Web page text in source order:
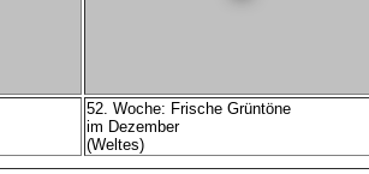
52. Woche: Frische Grüntöne
im Dezember
(Weltes)